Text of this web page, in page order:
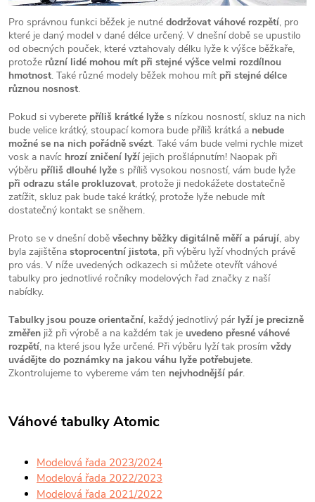
Pro správnou funkci běžek je nutné dodržovat váhové rozpětí, pro
které je daný model v dané délce určený. V dnešní době se upustilo
od obecných pouček, které vztahovaly délku lyže k výšce běžkaře,
protože různí lidé mohou mít při stejné výšce velmi rozdílnou
hmotnost. Také různé modely běžek mohou mít při stejné délce
různou nosnost.
Pokud si vyberete příliš krátké lyže s nízkou nosností, skluz na nich
bude velice krátký, stoupací komora bude příliš krátká a nebude
možné se na nich pořádně svézt. Také vám bude velmi rychle mizet
vosk a navíc hrozí zničení lyží jejich prošlápnutím! Naopak při
výběru příliš dlouhé lyže s příliš vysokou nosností, vám bude lyže
při odrazu stále prokluzovat, protože ji nedokážete dostatečně
zatížit, skluz pak bude také krátký, protože lyže nebude mít
dostatečný kontakt se sněhem.
Proto se v dnešní době všechny běžky digitálně měří a párují, aby
byla zajištěna stoprocentní jistota, při výběru lyží vhodných právě
pro vás. V níže uvedených odkazech si můžete otevřít váhové
tabulky pro jednotlivé ročníky modelových řad značky z naší
nabídky.
Tabulky jsou pouze orientační, každý jednotlivý pár lyží je precizně
změřen již při výrobě a na každém tak je uvedeno přesné váhové
rozpětí, na které jsou lyže určené. Při výběru lyží tak prosím vždy
uvádějte do poznámky na jakou váhu lyže potřebujete.
Zkontrolujeme to vybereme vám ten nejvhodnější pár.
Váhové tabulky Atomic
Modelová řada 2023/2024
Modelová řada 2022/2023
Modelová řada 2021/2022